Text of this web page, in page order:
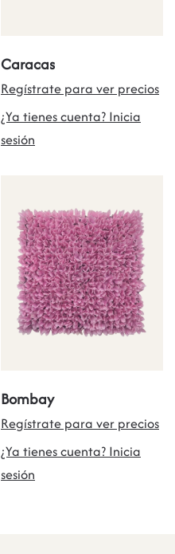
Caracas
Regístrate para ver precios
¿Ya tienes cuenta? Inicia
sesión
Bombay
Regístrate para ver precios
¿Ya tienes cuenta? Inicia
sesión